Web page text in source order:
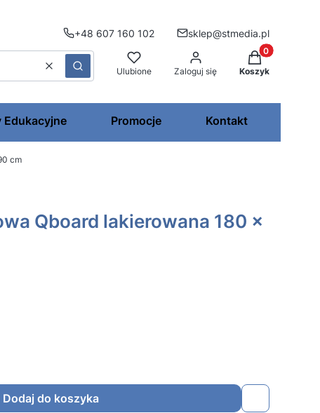
+48 607 160 102 sklep@stmedia.pl
WyczyśćSzukaj Ulubione Zaloguj się
Produkty w
Koszyk
Edukacyjne Promocje Kontakt
cm
Qboard lakierowana 180 x
Dodaj do koszyka